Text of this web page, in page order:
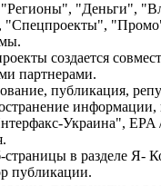
"Регионы", "Деньги",
"Спецпроекты",
создается
партнерами.
публикация,
информации,
Украина", EPA
страницы в разделе Я-
публикации.